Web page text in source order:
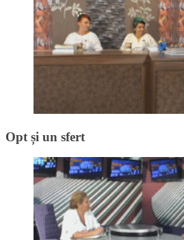
Opt și un sfert